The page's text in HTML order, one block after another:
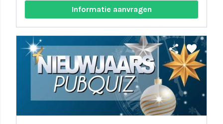
Informatie aanvragen
share favorite